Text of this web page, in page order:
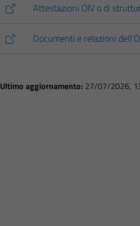
Attestazioni OIV o di
Documenti e relazioni
Ultimo aggiornamento: 27/07/2026,